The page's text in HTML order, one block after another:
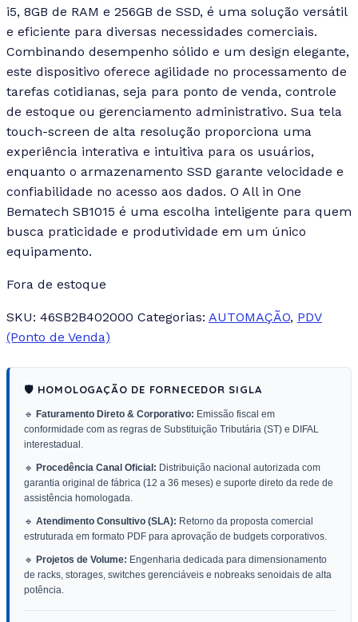
i5, 8GB de RAM e 256GB de SSD, é uma solução versátil
e eficiente para diversas necessidades comerciais.
Combinando desempenho sólido e um design elegante,
este dispositivo oferece agilidade no processamento de
tarefas cotidianas, seja para ponto de venda, controle
de estoque ou gerenciamento administrativo. Sua tela
touch-screen de alta resolução proporciona uma
experiência interativa e intuitiva para os usuários,
enquanto o armazenamento SSD garante velocidade e
confiabilidade no acesso aos dados. O All in One
Bematech SB1015 é uma escolha inteligente para quem
busca praticidade e produtividade em um único
equipamento.
Fora de estoque
SKU: 46SB2B402000 Categorias: AUTOMAÇÃO, PDV
(Ponto de Venda)
🛡️ HOMOLOGAÇÃO DE FORNECEDOR SIGLA
🔹 Faturamento Direto & Corporativo: Emissão fiscal em
conformidade com as regras de Substituição Tributária (ST) e DIFAL
interestadual.
🔹 Procedência Canal Oficial: Distribuição nacional autorizada com
garantia original de fábrica (12 a 36 meses) e suporte direto da rede de
assistência homologada.
🔹 Atendimento Consultivo (SLA): Retorno da proposta comercial
estruturada em formato PDF para aprovação de budgets corporativos.
🔹 Projetos de Volume: Engenharia dedicada para dimensionamento
de racks, storages, switches gerenciáveis e nobreaks senoidais de alta
potência.